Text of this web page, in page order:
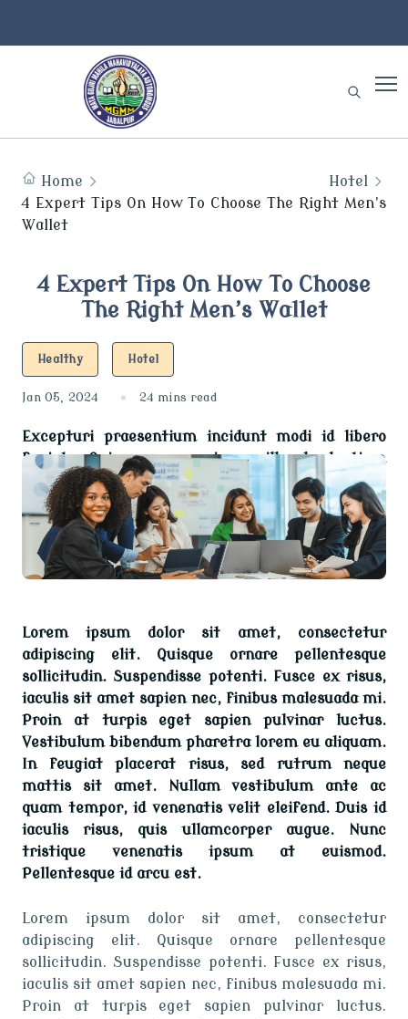
Home
Hotel
4 Expert Tips On How To Choose The Right Men’s
Wallet
4 Expert Tips On How To Choose
The Right Men’s Wallet
Healthy Hotel
Jan 05, 2024 24 mins read
Excepturi praesentium incidunt modi id libero
fugiat. Qui rerum maiores illo laudantium
laboriosam nihil dignissimos. In ab accusamus et
cum vitae delectus et consequatur.
Lorem ipsum dolor sit amet, consectetur
adipiscing elit. Quisque ornare pellentesque
sollicitudin. Suspendisse potenti. Fusce ex risus,
iaculis sit amet sapien nec, finibus malesuada mi.
Proin at turpis eget sapien pulvinar luctus.
Vestibulum bibendum pharetra lorem eu aliquam.
In feugiat placerat risus, sed rutrum neque
mattis sit amet. Nullam vestibulum ante ac
quam tempor, id venenatis velit eleifend. Duis id
iaculis risus, quis ullamcorper augue. Nunc
tristique venenatis ipsum at euismod.
Pellentesque id arcu est.
Lorem ipsum dolor sit amet, consectetur
adipiscing elit. Quisque ornare pellentesque
sollicitudin. Suspendisse potenti. Fusce ex risus,
iaculis sit amet sapien nec, finibus malesuada mi.
Proin at turpis eget sapien pulvinar luctus.